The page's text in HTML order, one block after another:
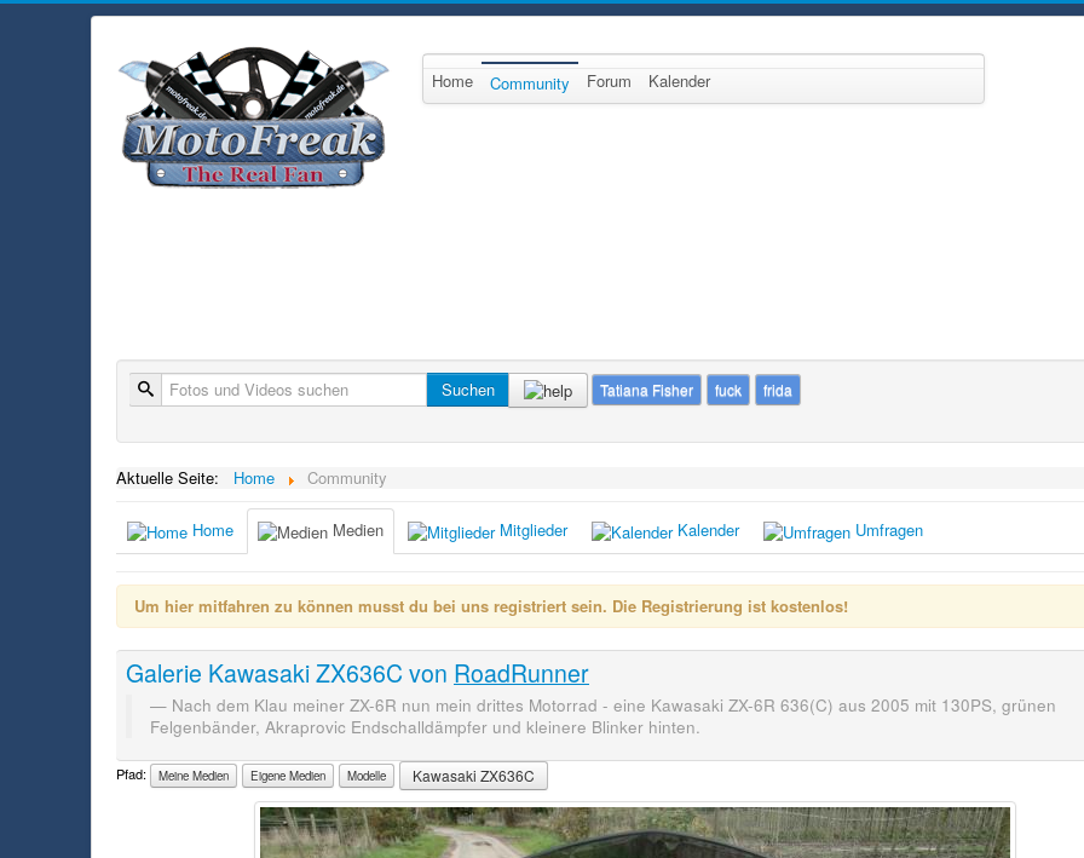
Home Community Forum Kalender
Suche Suchen Tatiana Fisher fuck frida
Aktuelle Seite: Home Community
Home Medien Mitglieder Kalender Umfragen
Um hier mitfahren zu können musst du bei uns registriert sein. Die Registrierung ist kostenlos!
Galerie Kawasaki ZX636C von RoadRunner
Nach dem Klau meiner ZX-6R nun mein drittes Motorrad - eine Kawasaki ZX-6R 636(C) aus 2005 mit 130PS, grünen
Felgenbänder, Akraprovic Endschalldämpfer und kleinere Blinker hinten.
Pfad: Meine Medien Eigene Medien Modelle Kawasaki ZX636C